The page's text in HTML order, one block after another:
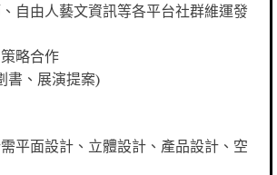
自由人藝文資訊等各平台社群維運發
略合作
書、展演提案)
平面設計、立體設計、產品設計、空